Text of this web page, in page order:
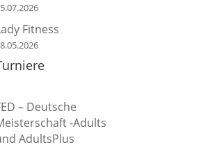
Fitness
– Deutsche
-Adults
AdultsPlus